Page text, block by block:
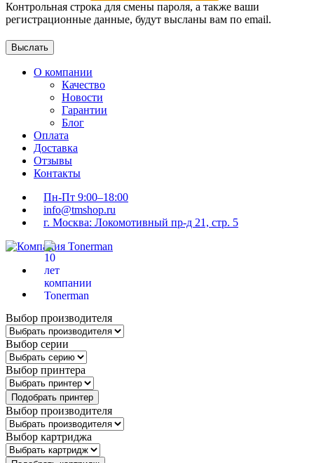
Контрольная строка для смены пароля, а также ваши
регистрационные данные, будут высланы вам по email.
О компании
Качество
Новости
Гарантии
Блог
Оплата
Доставка
Отзывы
Контакты
Пн-Пт 9:00–18:00
info@tmshop.ru
г. Москва: Локомотивный пр-д 21, стр. 5
Выбор производителя
Выбор серии
Выбор принтера
Подобрать принтер
Выбор производителя
Выбор картриджа